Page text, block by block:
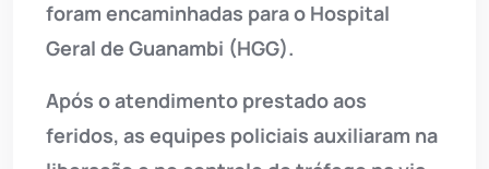
foram encaminhadas para o Hospital
Geral de Guanambi (HGG).
Após o atendimento prestado aos
feridos, as equipes policiais auxiliaram na